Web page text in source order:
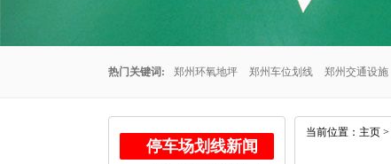
热门关键词: 郑州环氧地坪 郑州车位划线 郑州交通设施
停车场划线新闻
当前位置： 主页 >